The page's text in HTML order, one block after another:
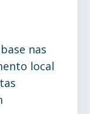
nas
local